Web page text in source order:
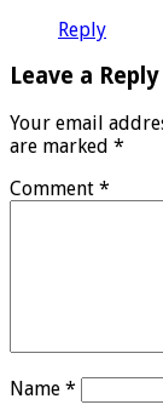
Reply
Leave a Reply
Your email
are marked *
Comment *
Name *